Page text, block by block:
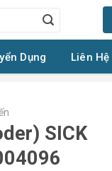
Dụng Liên
SICK